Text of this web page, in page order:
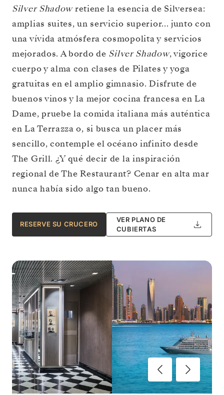
Silver Shadowretiene la esencia de Silversea:
amplias suites, un servicio superior... junto con
una vívida atmósfera cosmopolita y servicios
mejorados. A bordo de Silver Shadow, vigorice
cuerpo y alma con clases de Pilates y yoga
gratuitas en el amplio gimnasio. Disfrute de
buenos vinos y la mejor cocina francesa en La
Dame, pruebe la comida italiana más auténtica
en La Terrazza o, si busca un placer más
sencillo, contemple el océano infinito desde
The Grill. ¿Y qué decir de la inspiración
regional de The Restaurant? Cenar en alta mar
nunca había sido algo tan bueno.
RESERVE SU CRUCERO
VER PLANO DE
CUBIERTAS